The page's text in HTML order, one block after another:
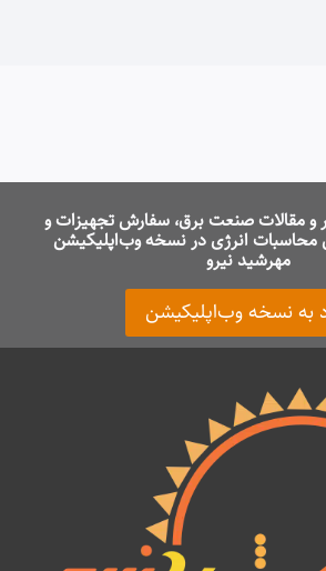
و مقالات صنعت برق، سفارش تجهیزات و
انرژی در نسخه وب‌اپلیکیشن
مهرشید نیرو
به نسخه وب‌اپلیکیشن